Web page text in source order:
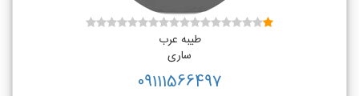
طیبه عرب
ساری
09111566497